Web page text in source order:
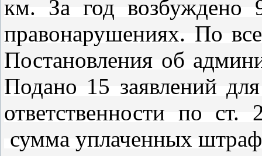
км. За год возбуждено
правонарушениях. По
Постановления об
Подано 15 заявлений
ответственности по
сумма уплаченных